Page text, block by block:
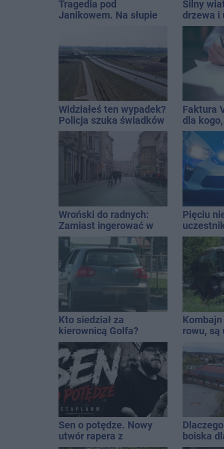
Tragedia pod
Janikowem. Na słupie
mężczyzny
Silny
drzewa i
dach. To
ostrzeżeń
Widziałeś ten wypadek?
Policja szuka świadków
Faktura
dla
Wroński do radnych:
Zamiast ingerować w
prywatną własność
zajmijcie się
gospodarką
Pięciu
wpadło
promila
Kto siedział za
kierownicą Golfa?
Kierowca zbiegł po
kolizji
Kombajn
rowu, są
Sen o potędze. Nowy
utwór rapera z
boiska